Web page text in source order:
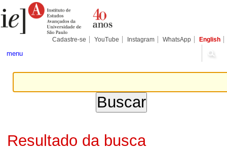
para
conteúdo.
Pessoais
Cadastre-se YouTube Instagram WhatsApp English
menu
Resultado da busca